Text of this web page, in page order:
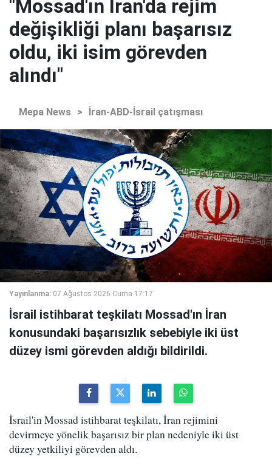
"Mossad'ın İran'da rejim
değişikliği planı başarısız
oldu, iki isim görevden
alındı"
Mepa News > İran-ABD-İsrail çatışması
Yayınlanma: 07 Ağustos 2026 Cuma 17:17
İsrail istihbarat teşkilatı Mossad'ın İran
konusundaki başarısızlık sebebiyle iki üst
düzey ismi görevden aldığı bildirildi.
İsrail'in Mossad istihbarat teşkilatı, İran rejimini
devirmeye yönelik başarısız bir plan nedeniyle iki üst
düzey yetkiliyi görevden aldı.